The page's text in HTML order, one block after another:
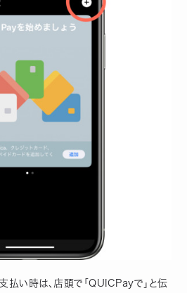
い時は、店頭で「QUICPayで」と伝